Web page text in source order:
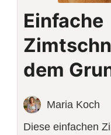
Einfache
dem
Maria Koch
Diese einfachen